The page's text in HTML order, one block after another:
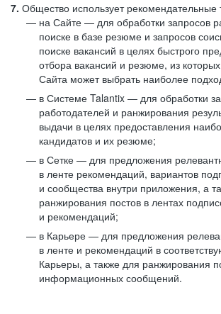
7. Общество использует рекомендательные
на Сайте — для обработки запросов
поиске в базе резюме и запросов
поиске вакансий в целях быстрого
отбора вакансий и резюме, из
Сайта может выбрать наиболее
в Системе Talantix — для обработки
работодателей и ранжирования
выдачи в целях предоставления
кандидатов и их резюме;
в Сетке — для предложения
в ленте рекомендаций, вариантов
и сообщества внутри приложения, а
ранжирования постов в лентах
и рекомендаций;
в Карьере — для предложения
в ленте и рекомендаций в
Карьеры, а также для ранжирования
информационных сообщений.